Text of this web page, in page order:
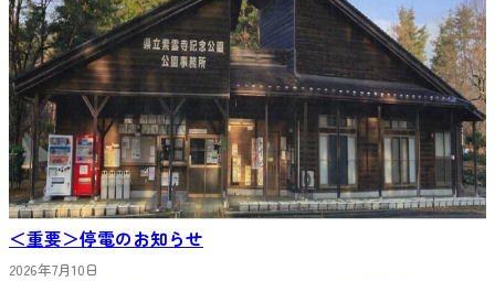
＜重要＞停電のお知らせ
2026年7月10日